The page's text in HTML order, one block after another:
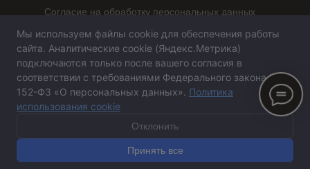
Согласие на обработку персональных данных
Сайт не является публичной офертой,
определяемой положениями статьи 437 ГК РФ
Мы используем файлы cookie для обеспечения работы
сайта. Аналитические cookie (Яндекс.Метрика)
подключаются только после вашего согласия в
соответствии с требованиями Федерального закона №
152-ФЗ «О персональных данных». Политика
использования cookie
Отклонить
Принять все